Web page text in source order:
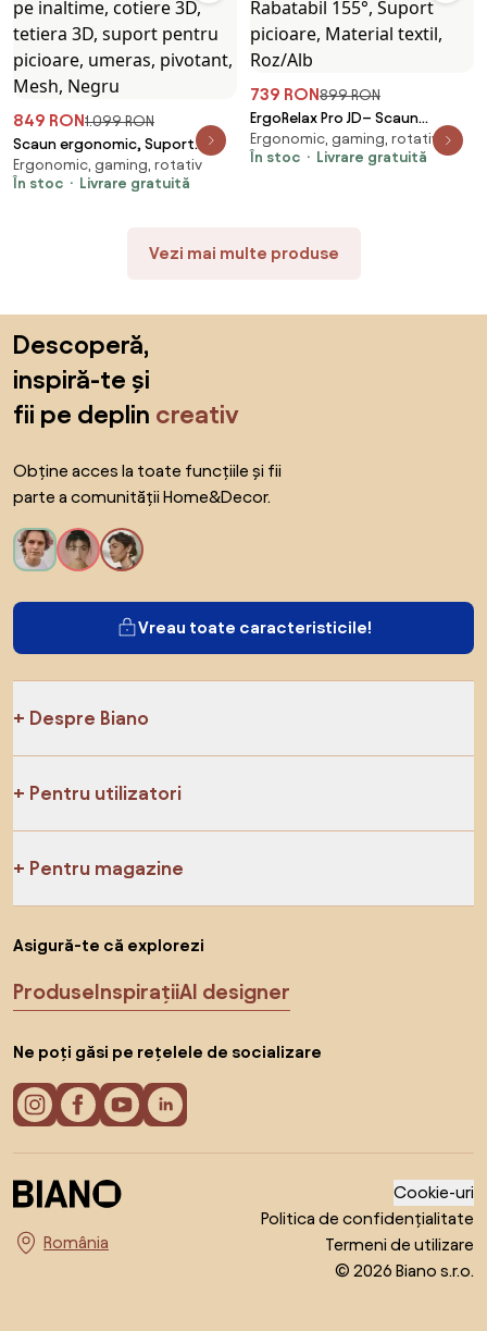
849 RON1.099 RON
Scaun ergonomic, Suport
Lombar 3 Zone Dinamice,
Spătar ajustabil pe inaltime,
pivotant, Mesh, Negru
Ergonomic, gaming, rotativ
În stoc
Livrare gratuită
739 RON899 RON
ErgoRelax Pro JD– Scaun
Gaming Ergonomic, Masaj
Lombar si Incalzire, Spătar
Ergonomic, gaming, rotativ
În stoc
Livrare gratuită
Vezi mai multe produse
Descoperă,
inspiră-te și
fii pe deplin creativ
Obține acces la toate funcțiile și fii
parte a comunității Home&Decor.
Vreau toate caracteristicile!
Despre Biano
Pentru utilizatori
Pentru magazine
Asigură-te că explorezi
ProduseInspirațiiAI designer
Ne poți găsi pe rețelele de socializare
Alege țara
Cookie-uri
Politica de confidențialitate
Termeni de utilizare
© 2026 Biano s.r.o.